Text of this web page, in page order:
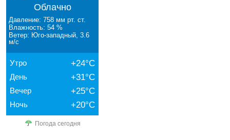
Облачно
Давление: 758 мм рт. ст.
Влажность: 54 %
Ветер: Юго-западный, 3.6
м/с
Утро +24°C
День +31°C
Вечер +25°C
Ночь +20°C
Погода сегодня